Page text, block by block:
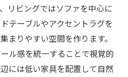
リビングではソファを中心に
テーブルやアクセントラグを
まりやすい空間を作ります。
ル感を統一することで視覚的
には低い家具を配置して自然